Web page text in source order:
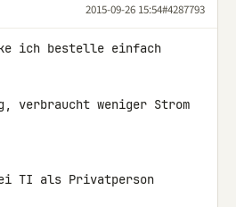
2015-09-26 15:54#4287793
weniger Strom
TI als Privatperson